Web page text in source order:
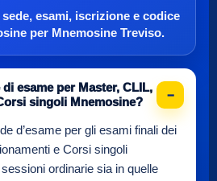
esami, iscrizione e codice
per Mnemosine Treviso.
esame per Master, CLIL,
singoli Mnemosine?
d’esame per gli esami finali dei
e Corsi singoli
ordinarie sia in quelle